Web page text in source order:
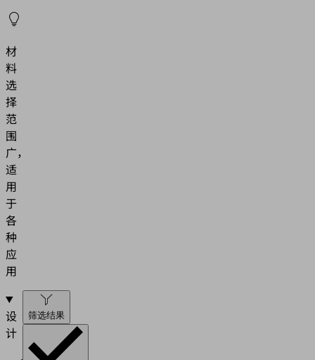
材
料
选
择
范
围
广，
适
用
于
各
种
应
用
设
计
筛选结果